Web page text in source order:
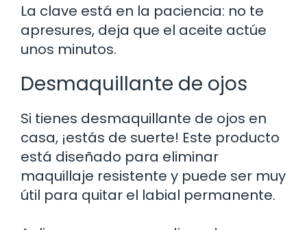
La clave está en la paciencia: no te
apresures, deja que el aceite actúe
unos minutos.
Desmaquillante de ojos
Si tienes desmaquillante de ojos en
casa, ¡estás de suerte! Este producto
está diseñado para eliminar
maquillaje resistente y puede ser muy
útil para quitar el labial permanente.